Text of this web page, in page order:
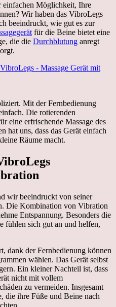
einfachen Möglichkeit, Ihre
Wir haben das VibroLegs
beeindruckt, wie gut es zur
für die Beine bietet eine
die die Durchblutung anregt
Mit der Fernbedienung
Die rotierenden
eine erfrischende Massage des
hat uns, dass das Gerät einfach
Räume macht.
wir beeindruckt von seiner
Die Kombination von Vibration
Entspannung. Besonders die
fühlen sich gut an und helfen,
dank der Fernbedienung können
wählen. Das Gerät selbst
Ein kleiner Nachteil ist, dass
nicht mit vollem
zu vermeiden. Insgesamt
die ihre Füße und Beine nach